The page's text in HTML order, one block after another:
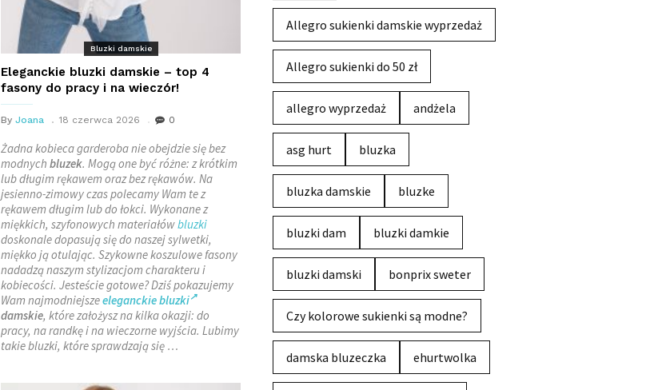
Bluzki damskie
Eleganckie bluzki damskie – top 4
fasony do pracy i na wieczór!
By Joana 18 czerwca 2026 0
Żadna kobieca garderoba nie obejdzie się bez
modnych bluzek. Mogą one być różne: z krótkim
lub długim rękawem oraz bez rękawów. Na
jesienno-zimowy czas polecamy Wam te z
rękawem długim lub do łokci. Wykonane z
miękkich, szyfonowych materiałówbluzki
doskonale dopasują się do naszej sylwetki,
miękko ją otulając. Szykowne koszulowe fasony
nadadzą naszym stylizacjom charakteru i
kobiecości. Jesteście gotowe? Dziś pokazujemy
Wam najmodniejszeeleganckie bluzki
damskie, które założysz na kilka okazji: do
pracy, na randkę i na wieczorne wyjścia. Lubimy
takie bluzki, które sprawdzają się …
Allegro sukienki damskie wyprzedaż
Allegro sukienki do 50 zł
allegro wyprzedaż andżela
asg hurt bluzka
bluzka damskie bluzke
bluzki dam bluzki damkie
bluzki damski bonprix sweter
Czy kolorowe sukienki są modne?
damska bluzeczka ehurtwolka